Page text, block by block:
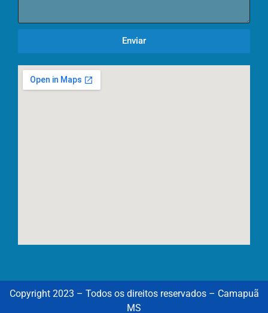
Enviar
Copyright 2023 – Todos os direitos reservados – Camapuã
MS